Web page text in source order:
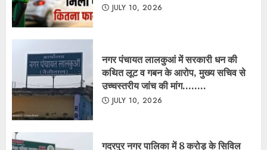
JULY 10, 2026
नगर पंचायत लालकुआं में सरकारी धन की
कथित लूट व गबन के आरोप, मुख्य सचिव से
उच्चस्तरीय जांच की मांग……..
JULY 10, 2026
गदरपुर नगर पालिका में 8 करोड़ के सिविल